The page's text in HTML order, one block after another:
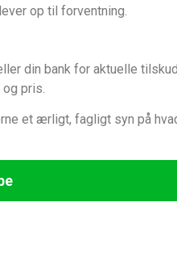
op til forventning.
din bank for aktuelle
pris.
et ærligt, fagligt syn på